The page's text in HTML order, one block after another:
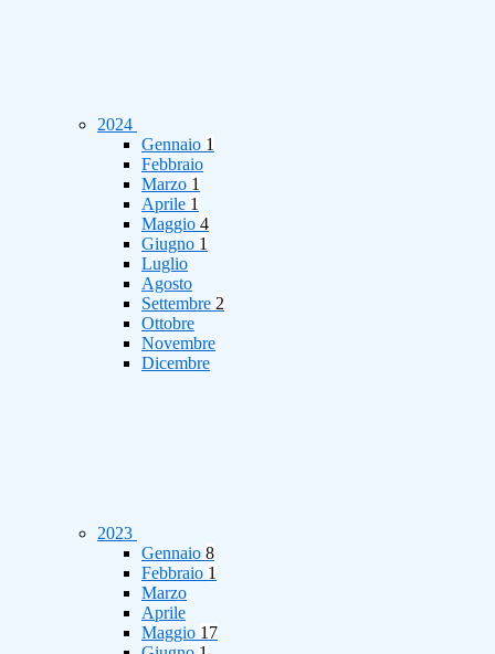
2024
Gennaio 1
Febbraio
Marzo 1
Aprile 1
Maggio 4
Giugno 1
Luglio
Agosto
Settembre 2
Ottobre
Novembre
Dicembre
2023
Gennaio 8
Febbraio 1
Marzo
Aprile
Maggio 17